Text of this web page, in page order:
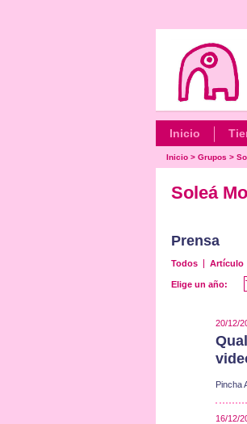
Inicio
Inicio> Grupos >
Soleá
Prensa
Todos Artículo
Elige un año:
20/12/
Pincha
16/12/